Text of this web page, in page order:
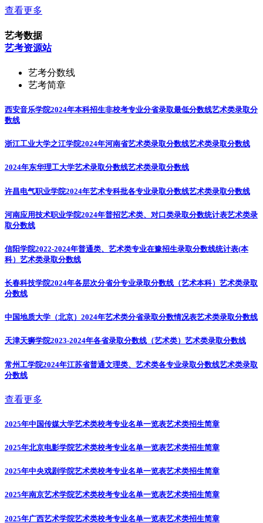
查看更多
艺考数据
艺考资源站
艺考分数线
艺考简章
西安音乐学院2024年本科招生非校考专业分省录取最低分数线艺术类录取分
数线
浙江工业大学之江学院2024年河南省艺术类录取分数线艺术类录取分数线
2024年东华理工大学艺术录取分数线艺术类录取分数线
许昌电气职业学院2024年艺术专科批各专业录取分数线艺术类录取分数线
河南应用技术职业学院2024年普招艺术类、对口类录取分数统计表艺术类录
取分数线
信阳学院2022-2024年普通类、艺术类专业在豫招生录取分数线统计表(本
科） 艺术类录取分数线
长春科技学院2024年各层次分省分专业录取分数线（艺术本科） 艺术类录取
分数线
中国地质大学（北京）2024年艺术类分省录取分数情况表艺术类录取分数线
天津天狮学院2023-2024年各省录取分数线（艺术类） 艺术类录取分数线
常州工学院2024年江苏省普通文理类、艺术类各专业录取分数线艺术类录取
分数线
查看更多
2025年中国传媒大学艺术类校考专业名单一览表艺术类招生简章
2025年北京电影学院艺术类校考专业名单一览表艺术类招生简章
2025年中央戏剧学院艺术类校考专业名单一览表艺术类招生简章
2025年南京艺术学院艺术类校考专业名单一览表艺术类招生简章
2025年广西艺术学院艺术类校考专业名单一览表艺术类招生简章